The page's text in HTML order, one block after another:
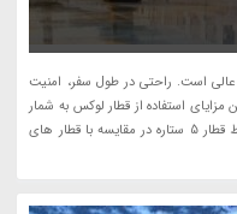
عالی است. راحتی در طول سفر، امنیت
استفاده از قطار لوکس به شمار
می رود. البته باید در نظر داشته باشید که قیمت بلیط قطار 5 ستاره در مقایسه با قطار های